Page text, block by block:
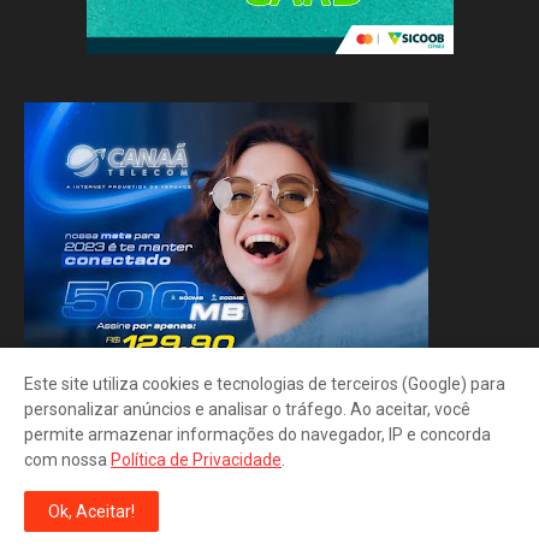
Este site utiliza cookies e tecnologias de terceiros (Google) para
personalizar anúncios e analisar o tráfego. Ao aceitar, você
permite armazenar informações do navegador, IP e concorda
com nossa Política de Privacidade
Ok, Aceitar!